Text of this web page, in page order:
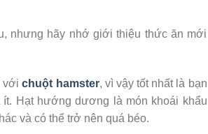
nhưng hãy nhớ giới thiệu thức ăn mới
vớichuột hamster, vì vậy tốt nhất là bạn
Hạt hướng dương là món khoái khẩu
và có thể trở nên quá béo.